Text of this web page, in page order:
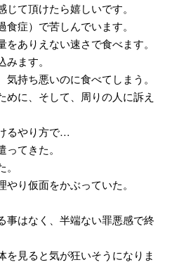
て頂けたら嬉しいです。
症）で苦しんでいます。
ありえない速さで食べます。
ます。
持ち悪いのに食べてしまう。
に、 そして、周りの人に訴え
るやり方で…
てきた。
り仮面をかぶっていた。
事はなく、半端ない罪悪感で終
を見ると気が狂いそうになりま